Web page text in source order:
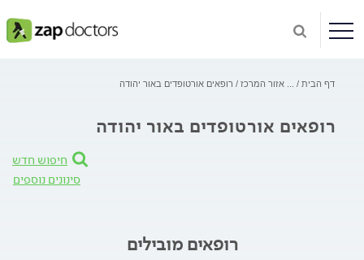
דף הבית אזור המרכז רופאים אורטופדים באור יהודה
רופאים אורטופדים באור יהודה
חיפוש חדש
סינונים נוספים
רופאים מובילים